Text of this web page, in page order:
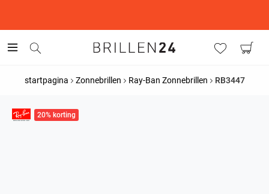
startpagina Zonnebrillen Ray-Ban Zonnebrillen RB3447
20% korting